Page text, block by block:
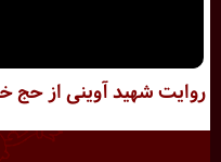
روایت شهید آوینی از حج